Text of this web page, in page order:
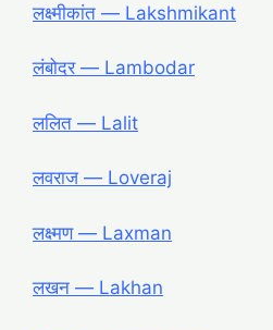
लक्ष्मीकांत ― Lakshmikant
लंबोदर ― Lambodar
ललित ― Lalit
लवराज ― Loveraj
लक्ष्मण ― Laxman
लखन ― Lakhan